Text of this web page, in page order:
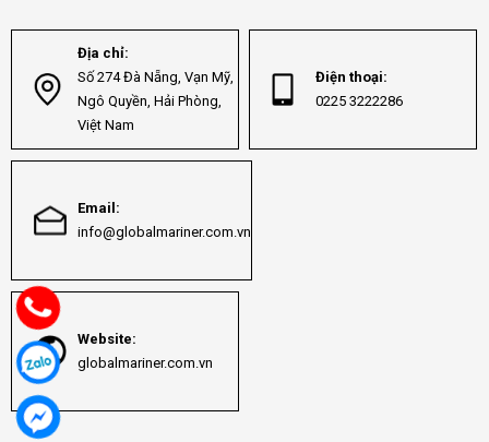
Địa chỉ:
Số 274 Đà Nẵng, Vạn Mỹ,
Ngô Quyền, Hải Phòng,
Việt Nam
Điện thoại:
0225 3222286
Email:
info@globalmariner.com.vn
Website:
globalmariner.com.vn